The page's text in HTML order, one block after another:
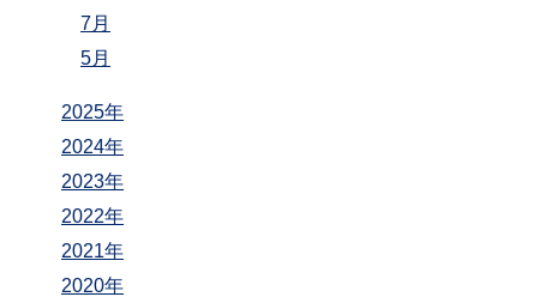
7月
5月
2025年
2024年
2023年
2022年
2021年
2020年